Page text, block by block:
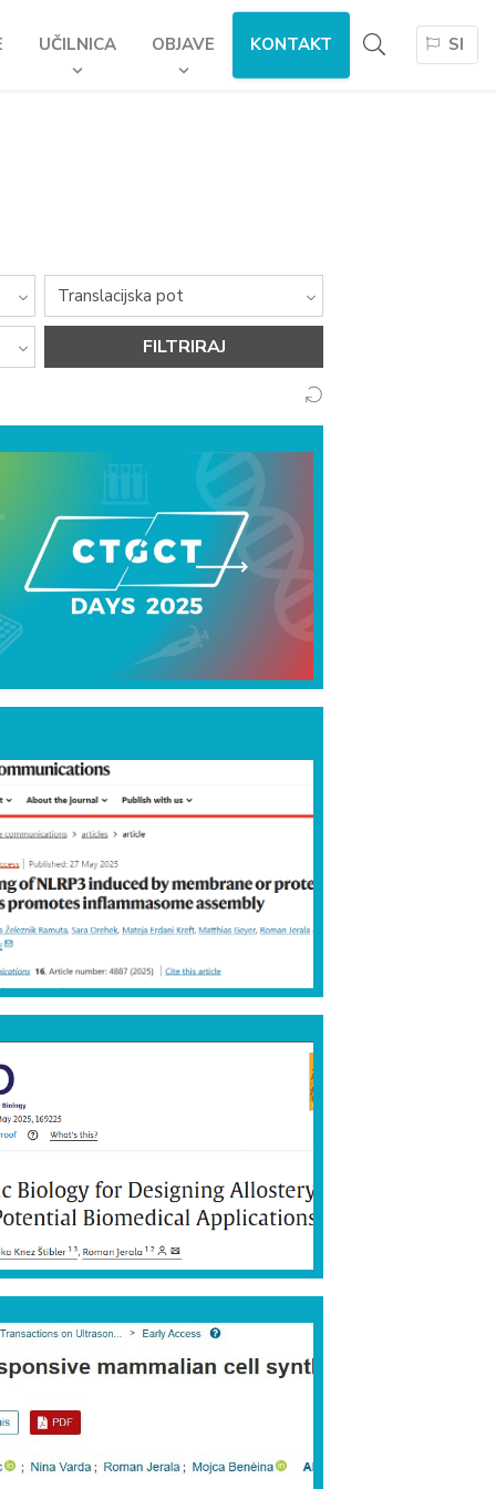
SI
UČILNICA OBJAVE KONTAKT
Translacijska pot
Vse kategorije
FILTRIRAJ
VEČ
VEČ